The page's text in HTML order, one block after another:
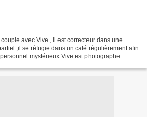
avec Vive , il est correcteur dans une
,il se réfugie dans un café régulièrement afin
mystérieux.Vive est photographe